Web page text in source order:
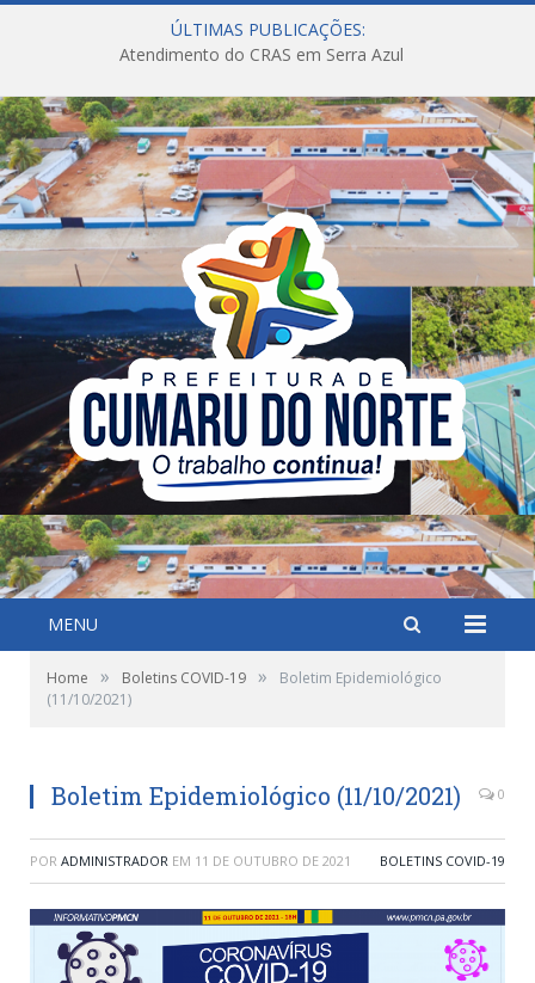
ÚLTIMAS PUBLICAÇÕES:
Atendimento do CRAS em Serra Azul
MENU
Home » Boletins COVID-19 »
Boletim Epidemiológico
(11/10/2021)
Boletim Epidemiológico (11/10/2021) 0
POR ADMINISTRADOR EM 11 DE OUTUBRO DE 2021 BOLETINS COVID-19